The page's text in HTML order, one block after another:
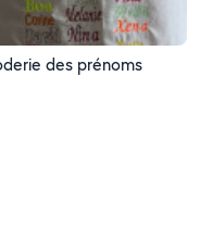
des prénoms